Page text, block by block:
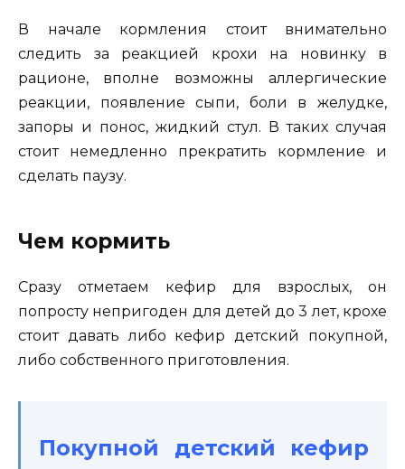
В начале кормления стоит внимательно
следить за реакцией крохи на новинку в
рационе, вполне возможны аллергические
реакции, появление сыпи, боли в желудке,
запоры и понос, жидкий стул. В таких случая
стоит немедленно прекратить кормление и
сделать паузу.
Чем кормить
Сразу отметаем кефир для взрослых, он
попросту непригоден для детей до 3 лет, крохе
стоит давать либо кефир детский покупной,
либо собственного приготовления.
Покупной детский кефир